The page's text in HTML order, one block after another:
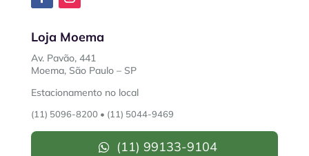
Loja Moema
Av. Pavão, 441
Moema, São Paulo – SP
Estacionamento no local
(11) 5096-8200 • (11) 5044-9469
(11) 99133-9104